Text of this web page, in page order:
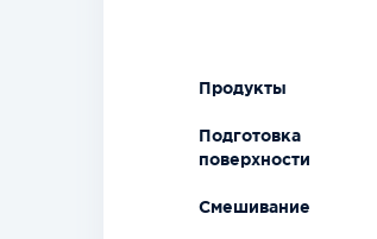
Продукты
Подготовка
поверхности
Смешивание